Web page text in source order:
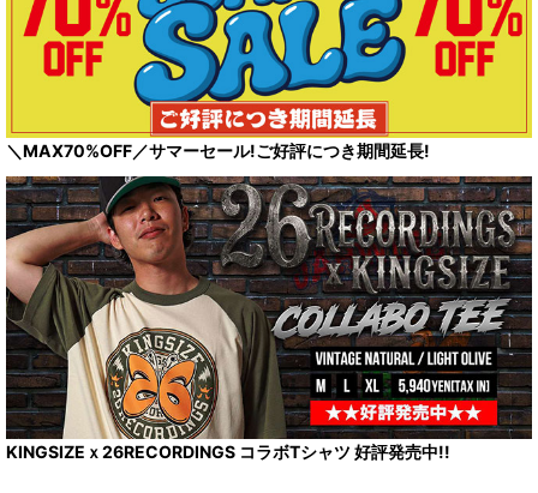
＼MAX70%OFF／サマーセール!ご好評につき期間延長!
KINGSIZEｘ26RECORDINGS コラボTシャツ 好評発売中!!